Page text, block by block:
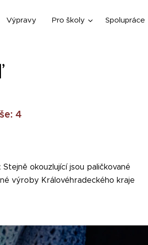
Výpravy Pro školy Spolupráce
4
okouzlující jsou paličkované
výroby Královéhradeckého kraje